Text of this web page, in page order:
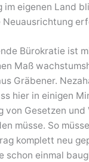
eigenen Land
Neuausrichtung
Bürokratie ist
Maß
Gräbener.
hier in einigen
von Gesetzen und
müsse. So
komplett neu
schon einmal